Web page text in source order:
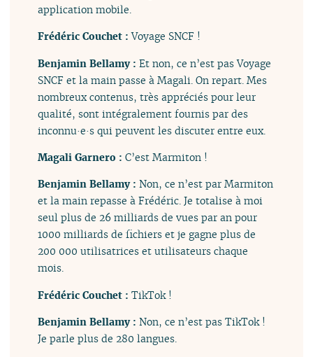
application mobile.
Frédéric Couchet :Voyage SNCF !
Benjamin Bellamy :Et non, ce n’est pas Voyage
SNCF et la main passe à Magali. On repart. Mes
nombreux contenus, très appréciés pour leur
qualité, sont intégralement fournis par des
inconnu·e·s qui peuvent les discuter entre eux.
Magali Garnero :C’est Marmiton !
Benjamin Bellamy :Non, ce n’est par Marmiton
et la main repasse à Frédéric. Je totalise à moi
seul plus de 26 milliards de vues par an pour
1000 milliards de fichiers et je gagne plus de
200 000 utilisatrices et utilisateurs chaque
mois.
Frédéric Couchet :TikTok !
Benjamin Bellamy :Non, ce n’est pas TikTok !
Je parle plus de 280 langues.